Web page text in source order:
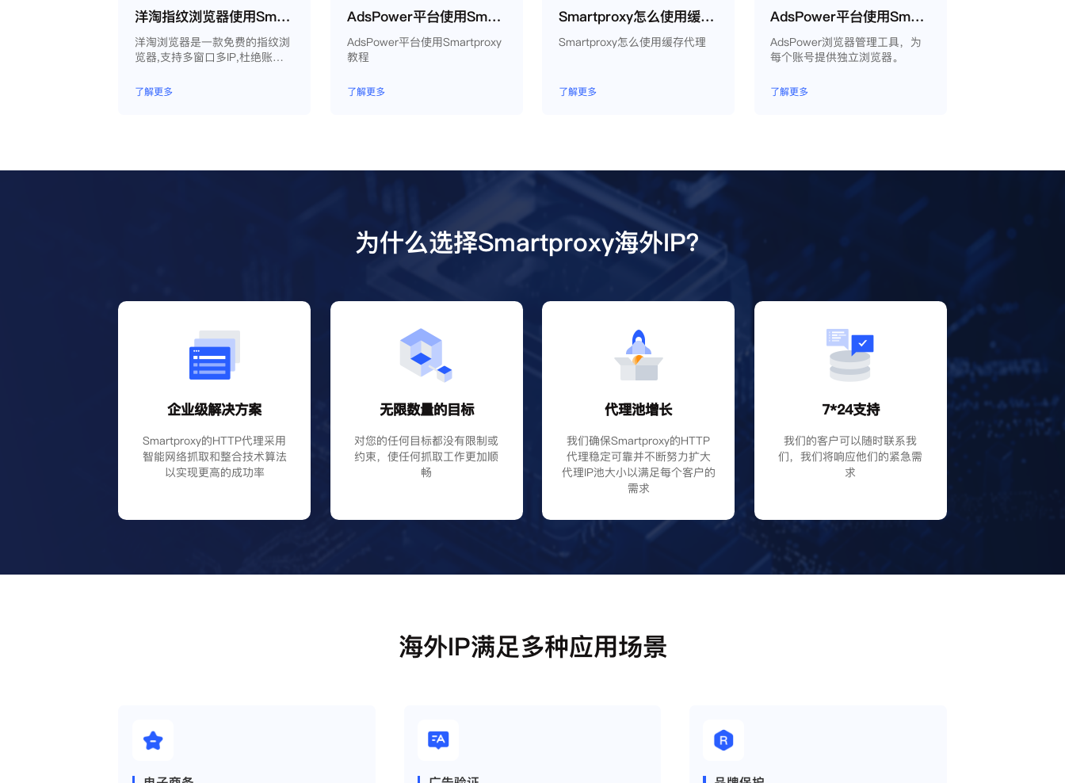
洋淘指纹浏览器使用Smartproxy教程
洋淘浏览器是一款免费的指纹浏
览器,支持多窗口多IP,杜绝账户
了解更多
AdsPower平台使用Smartproxy教程
AdsPower平台使用Smartproxy
教程
了解更多
Smartproxy怎么使用缓存代理
Smartproxy怎么使用缓存代理
了解更多
AdsPower平台使用Smartproxy教程
AdsPower浏览器管理工具，为
每个账号提供独立浏览器。
了解更多
为什么选择Smartproxy海外IP？
企业级解决方案
Smartproxy的HTTP代理采用
智能网络抓取和整合技术算法
以实现更高的成功率
无限数量的目标
对您的任何目标都没有限制或
约束，使任何抓取工作更加顺
畅
代理池增长
我们确保Smartproxy的HTTP
代理稳定可靠并不断努力扩大
代理IP池大小以满足每个客户的
需求
7*24支持
我们的客户可以随时联系我
们，我们将响应他们的紧急需
求
海外IP满足多种应用场景